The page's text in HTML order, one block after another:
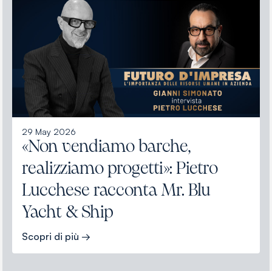
29 May 2026
«Non vendiamo barche,
realizziamo progetti»: Pietro
Lucchese racconta Mr. Blu
Yacht & Ship
Scopri di più →